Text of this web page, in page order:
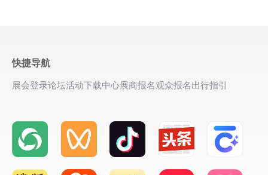
快捷导航
展会登录论坛活动下载中心展商报名观众报名出行指引